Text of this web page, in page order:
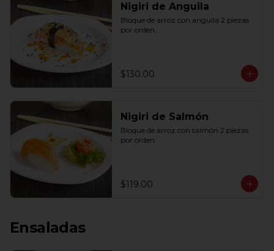
Nigiri de Anguila
Bloque de arroz con anguila 2 piezas
por orden.
$130.00
Nigiri de Salmón
Bloque de arroz con salmón 2 piezas
por orden.
$119.00
Ensaladas